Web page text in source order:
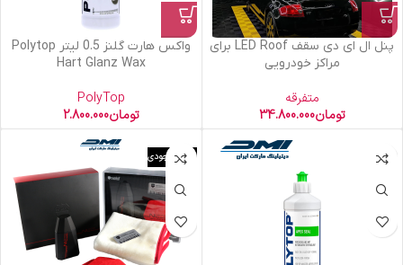
پنل ال ای دی سقف LED Roof برای
مراکز خودرویی
متفرقه
تومان34.800.000
واکس هارت گلنز 0.5 لیتر Polytop
Hart Glanz Wax
PolyTop
تومان2.800.000
اتمام موجودی